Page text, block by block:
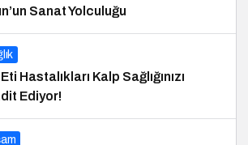
Sanat Yolculuğu
Hastalıkları Kalp Sağlığınızı
Ediyor!